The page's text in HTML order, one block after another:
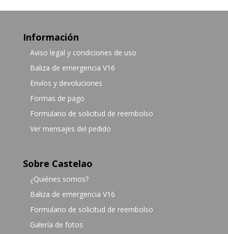
Información
Aviso legal y condiciones de uso
Baliza de emergencia V16
Envíos y devoluciones
Formas de pago
Formulario de solicitud de reembolso
Ver mensajes del pedido
Sobre Castelao
¿Quiénes somos?
Baliza de emergencia V16
Formulario de solicitud de reembolso
Galería de fotos